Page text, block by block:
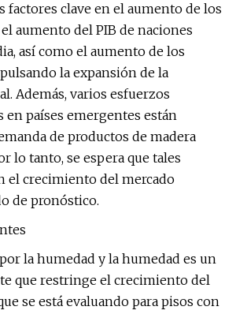
factores clave en el aumento de los
aumento del PIB de naciones
así como el aumento de los
la expansión de la
Además, varios esfuerzos
países emergentes están
de productos de madera
lo tanto, se espera que tales
el crecimiento del mercado
de pronóstico.
la humedad y la humedad es un
que restringe el crecimiento del
se está evaluando para pisos con